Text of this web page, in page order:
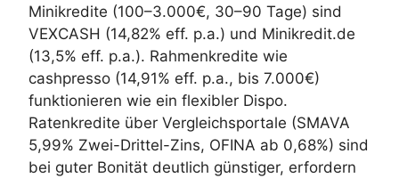
Minikredite (100–3.000€, 30–90 Tage) sind
VEXCASH (14,82% eff. p.a.) und Minikredit.de
(13,5% eff. p.a.). Rahmenkredite wie
cashpresso (14,91% eff. p.a., bis 7.000€)
funktionieren wie ein flexibler Dispo.
Ratenkredite über Vergleichsportale (SMAVA
5,99% Zwei-Drittel-Zins, OFINA ab 0,68%) sind
bei guter Bonität deutlich günstiger, erfordern